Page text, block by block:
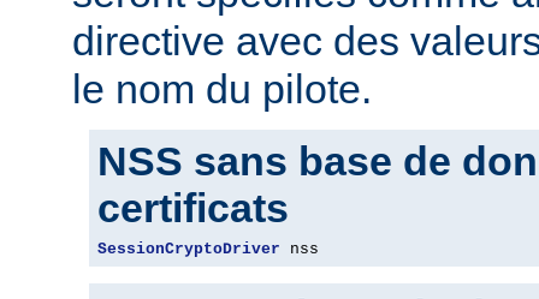
directive avec des
le nom du pilote.
NSS sans base de
certificats
SessionCryptoDriver nss